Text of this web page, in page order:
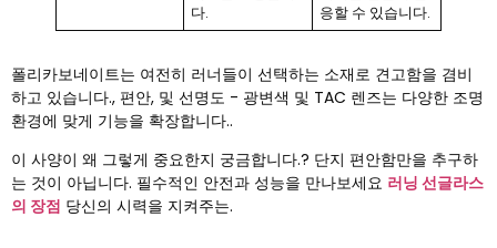
다.
응할 수 있습니다.
폴리카보네이트는 여전히 러너들이 선택하는 소재로 견고함을 겸비
하고 있습니다., 편안, 및 선명도 - 광변색 및 TAC 렌즈는 다양한 조명
환경에 맞게 기능을 확장합니다..
이 사양이 왜 그렇게 중요한지 궁금합니다.? 단지 편안함만을 추구하
는 것이 아닙니다. 필수적인 안전과 성능을 만나보세요 러닝 선글라스
의 장점 당신의 시력을 지켜주는.